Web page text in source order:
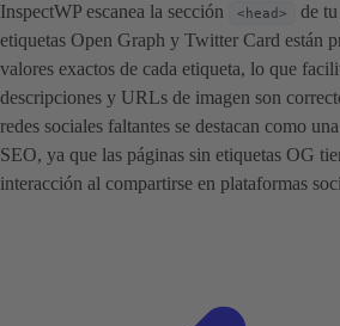
InspectWP escanea la sección <head>
de
etiquetas Open Graph y Twitter Card están
valores exactos de cada etiqueta, lo que
descripciones y URLs de imagen son
redes sociales faltantes se destacan como
SEO, ya que las páginas sin etiquetas OG
interacción al compartirse en plataformas